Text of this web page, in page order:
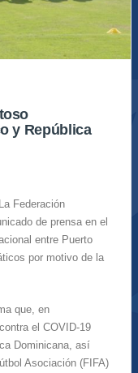
y República
La Federación
de prensa en el
entre Puerto
por motivo de la
que, en
el COVID-19
Dominicana, así
Asociación (FIFA)